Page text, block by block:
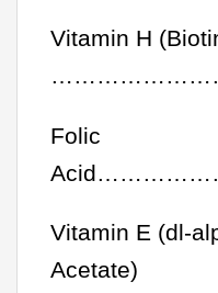
Vitamin H
Folic
Vitamin E (dl-
Acetate)